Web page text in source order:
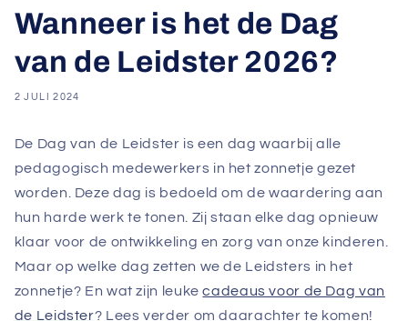
Wanneer is het de Dag
van de Leidster 2026?
2 JULI 2024
De Dag van de Leidster is een dag waarbij alle
pedagogisch medewerkers in het zonnetje gezet
worden. Deze dag is bedoeld om de waardering aan
hun harde werk te tonen. Zij staan elke dag opnieuw
klaar voor de ontwikkeling en zorg van onze kinderen.
Maar op welke dag zetten we de Leidsters in het
zonnetje? En wat zijn leuke cadeaus voor de Dag van
de Leidster? Lees verder om daarachter te komen!